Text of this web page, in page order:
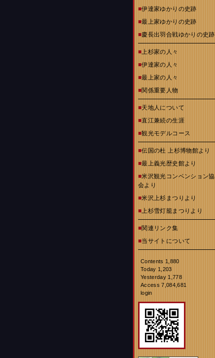
■伊達家ゆかりの史跡
■最上家ゆかりの史跡
■慶長出羽合戦ゆかりの史跡
■上杉家の人々
■伊達家の人々
■最上家の人々
■関係重要人物
■天地人について
■直江兼続の生涯
■観光モデルコース
■伝国の杜 上杉博物館より
■最上義光歴史館より
■米沢観光コンベンション協
会より
■米沢上杉まつりより
■上杉雪灯籠まつりより
■関連リンク集
■当サイトについて
Contents 1,880
Today 1,203
Yesterday 1,778
Access 7,084,681
login